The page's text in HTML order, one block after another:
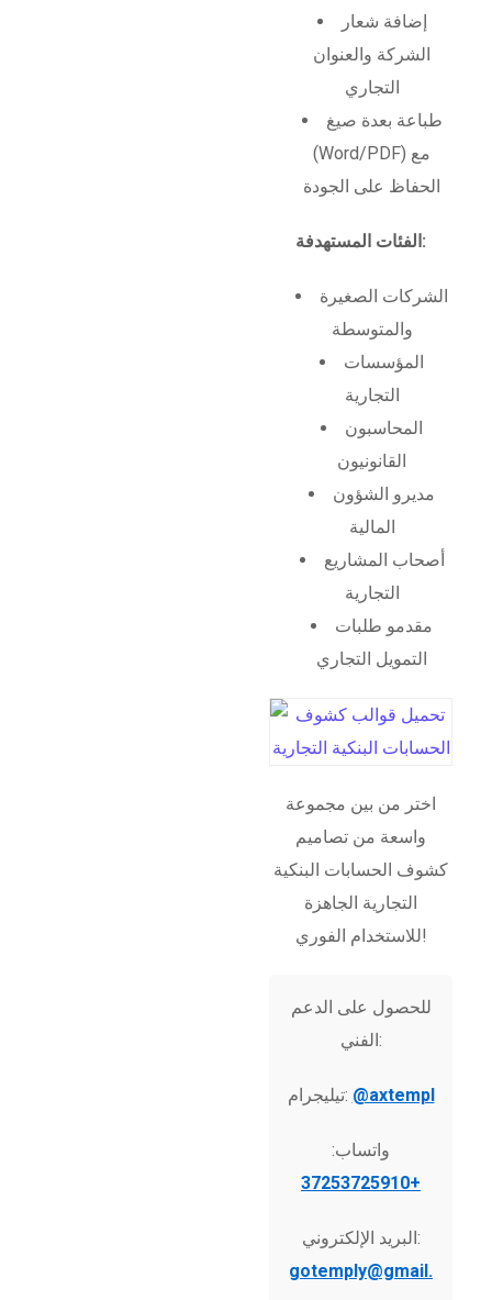
إضافة شعار
الشركة والعنوان
التجاري
طباعة بعدة صيغ
(Word/PDF) مع
الحفاظ على الجودة
الفئات المستهدفة:
الشركات الصغيرة
والمتوسطة
المؤسسات
التجارية
المحاسبون
القانونيون
مديرو الشؤون
المالية
أصحاب المشاريع
التجارية
مقدمو طلبات
التمويل التجاري
اختر من بين مجموعة
واسعة من تصاميم
كشوف الحسابات البنكية
التجارية الجاهزة
للاستخدام الفوري!
للحصول على الدعم
الفني:
تيليجرام: @axtempl
واتساب:
+37253725910
البريد الإلكتروني:
gotemply@gmail.